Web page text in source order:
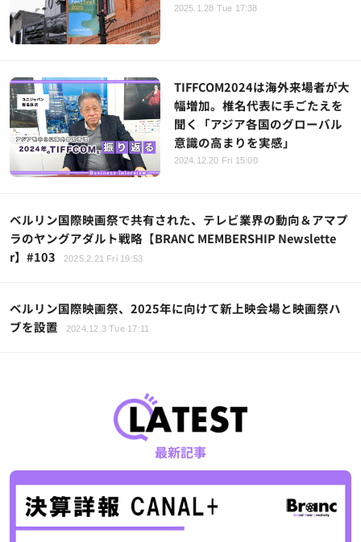
2025.1.28 Tue 17:38
TIFFCOM2024は海外来場者が大
幅増加。椎名代表に手ごたえを
聞く「アジア各国のグローバル
意識の高まりを実感」
2024.12.20 Fri 15:00
ベルリン国際映画祭で共有された、テレビ業界の動向＆アマプ
ラのヤングアダルト戦略【BRANC MEMBERSHIP Newslette
r】#103
2025.2.21 Fri 19:53
ベルリン国際映画祭、2025年に向けて新上映会場と映画祭ハ
ブを設置
2024.12.3 Tue 17:11
最新記事